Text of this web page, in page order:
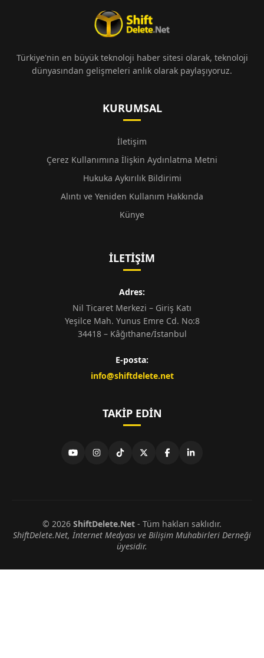
Türkiye'nin en büyük teknoloji haber sitesi olarak, teknoloji
dünyasından gelişmeleri anlık olarak paylaşıyoruz.
KURUMSAL
İletişim
Çerez Kullanımına İlişkin Aydınlatma Metni
Hukuka Aykırılık Bildirimi
Alıntı ve Yeniden Kullanım Hakkında
Künye
İLETIŞIM
Adres:
Nil Ticaret Merkezi – Giriş Katı
Yeşilce Mah. Yunus Emre Cd. No:8
34418 – Kâğıthane/İstanbul
E-posta:
info@shiftdelete.net
TAKIP EDIN
© 2026 ShiftDelete.Net - Tüm hakları saklıdır.
ShiftDelete.Net, İnternet Medyası ve Bilişim Muhabirleri Derneği
üyesidir.